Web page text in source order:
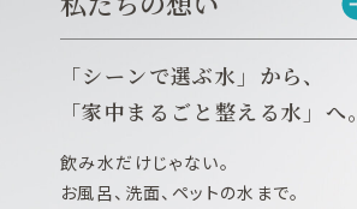
「シーンで選ぶ水」から、
「家中まるごと整える水」へ。
飲み水だけじゃない。
お風呂、洗面、ペットの水まで。